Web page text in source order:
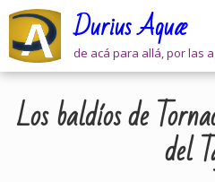
Skip
content
Durius Aquæ
de acá para allá, por las
Los baldíos de
del